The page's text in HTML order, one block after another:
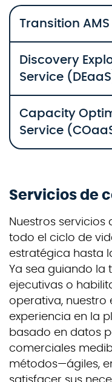
Transition AMS
Discovery
Service
Capacity
Service
Servicios de
Nuestros
todo el ciclo de
estratégica hasta
Ya sea guiando la
ejecutivas o
operativa,
experiencia en la
basado en datos
comerciales
métodos—ágiles,